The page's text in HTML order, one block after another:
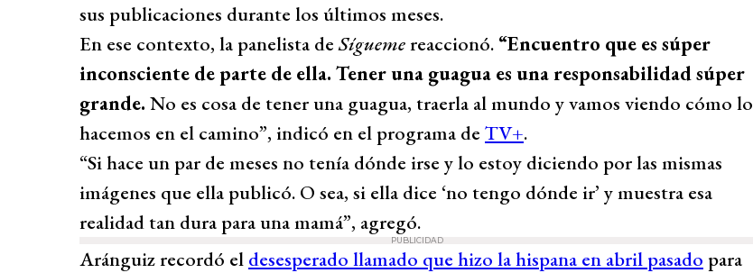
sus publicaciones durante los últimos meses.
En ese contexto, la panelista deSíguemereaccionó. “Encuentro que es súper
inconsciente de parte de ella. Tener una guagua es una responsabilidad súper
grande. No es cosa de tener una guagua, traerla al mundo y vamos viendo cómo lo
hacemos en el camino”, indicó en el programa de TV+.
“Si hace un par de meses no tenía dónde irse y lo estoy diciendo por las mismas
imágenes que ella publicó. O sea, si ella dice ‘no tengo dónde ir’ y muestra esa
realidad tan dura para una mamá”, agregó.
PUBLICIDAD
Aránguiz recordó el desesperado llamado que hizo la hispana en abril pasado para